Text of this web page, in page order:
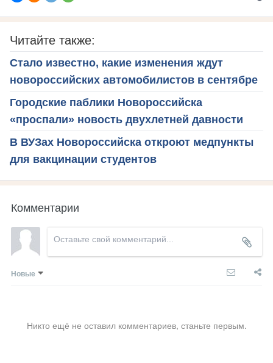
Читайте также:
Стало известно, какие изменения ждут
новороссийских автомобилистов в сентябре
Городские паблики Новороссийска
«проспали» новость двухлетней давности
В ВУЗах Новороссийска откроют медпункты
для вакцинации студентов
Комментарии
Новые
Никто ещё не оставил комментариев, станьте первым.